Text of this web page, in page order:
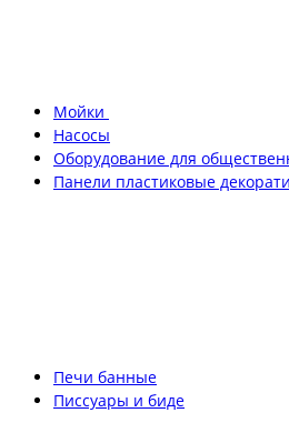
Мойки
Насосы
Оборудование для
Панели пластиковые
Печи банные
Писсуары и биде